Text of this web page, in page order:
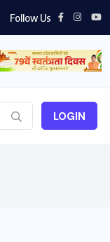
Follow Us
LOGIN